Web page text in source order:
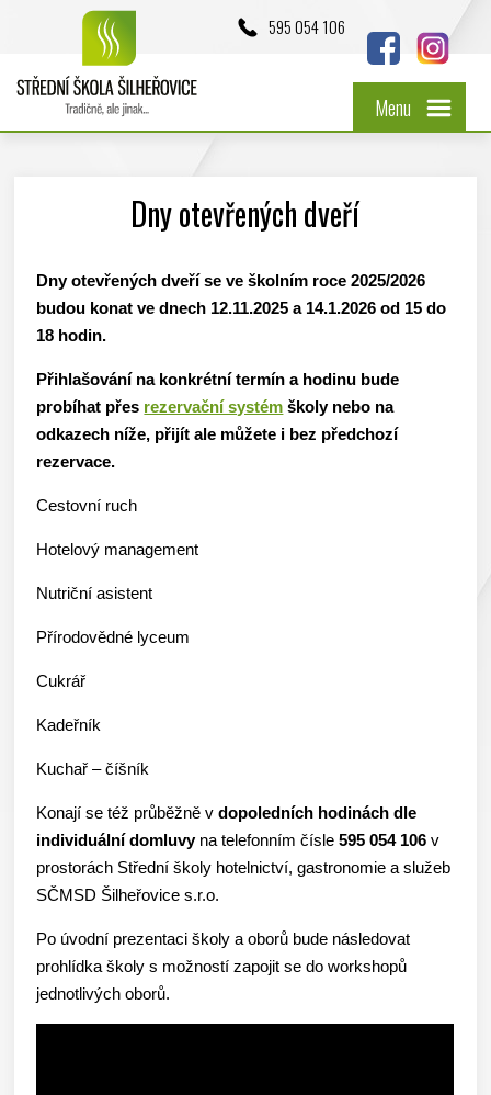
595 054 106
Menu
Dny otevřených dveří
Dny otevřených dveří se ve školním roce 2025/2026
budou konat ve dnech 12.11.2025 a 14.1.2026 od 15 do
18 hodin.
Přihlašování na konkrétní termín a hodinu bude
probíhat přes rezervační systém školy nebo na
odkazech níže, přijít ale můžete i bez předchozí
rezervace.
Cestovní ruch
Hotelový management
Nutriční asistent
Přírodovědné lyceum
Cukrář
Kadeřník
Kuchař – číšník
Konají se též průběžně vdopoledních hodinách dle
individuální domluvyna telefonním čísle 595 054 106 v
prostorách Střední školy hotelnictví, gastronomie a služeb
SČMSD Šilheřovice s.r.o.
Po úvodní prezentaci školy a oborů bude následovat
prohlídka školy s možností zapojit se do workshopů
jednotlivých oborů.